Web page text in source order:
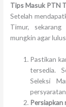
Tips Masuk PTN
Setelah
Timur,
mungkin agar
Pastikan
tersedia.
Seleksi
Persiapkan